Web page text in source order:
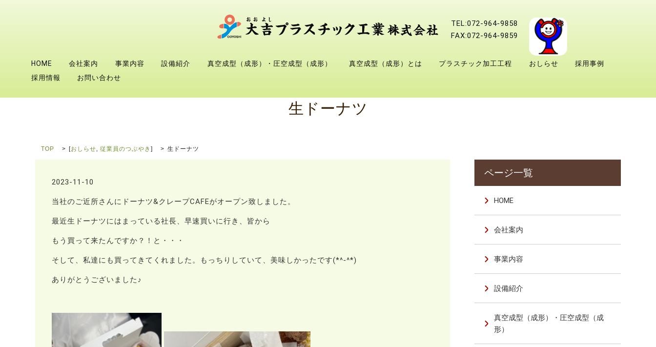
TEL:072-964-9858
FAX:072-964-9859
HOME 会社案内 事業内容 設備紹介 真空成型（成形）・圧空成型（成形） 真空成型（成形）とは プラスチック加工工程 おしらせ
採用事例
採用情報
お問い合わせ
生ドーナツ
TOP [おしらせ, 従業員のつぶやき ] 生ドーナツ
2023-11-10
当社のご近所さんにドーナツ&クレープCAFEがオープン致しました。
最近生ドーナツにはまっている社長、早速買いに行き、皆から
もう買って来たんですか？！と・・・
そして、私達にも買ってきてくれました。もっちりしていて、美味しかったです(*^-^*)
ありがとうございました♪
HOME
会社案内
事業内容
設備紹介
真空成型（成形）・圧空成型（成
形）